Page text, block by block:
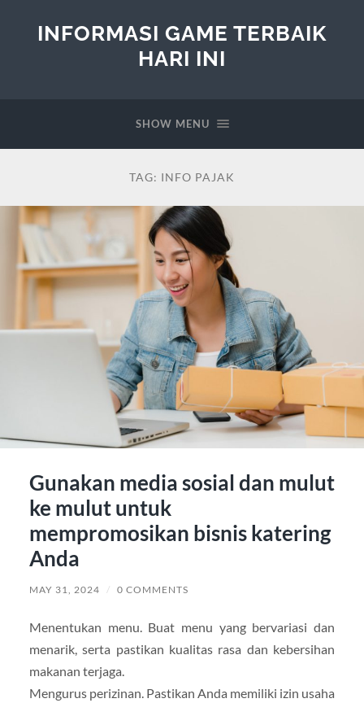
INFORMASI GAME TERBAIK
HARI INI
SHOW MENU
TAG: INFO PAJAK
Gunakan media sosial dan mulut
ke mulut untuk
mempromosikan bisnis katering
Anda
MAY 31, 2024 / 0 COMMENTS
Menentukan menu. Buat menu yang bervariasi dan
menarik, serta pastikan kualitas rasa dan kebersihan
makanan terjaga.
Mengurus perizinan. Pastikan Anda memiliki izin usaha